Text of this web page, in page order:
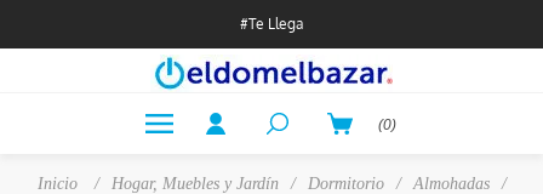
#Te Llega
(0)
Inicio / Hogar, Muebles y Jardín / Dormitorio / Almohadas
/